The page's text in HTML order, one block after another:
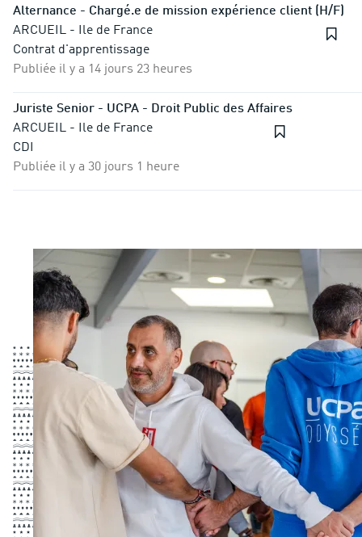
Alternance - Chargé.e de mission expérience client (H/F)
ARCUEIL - Ile de France
Contrat d'apprentissage
Publiée il y a 14 jours 23 heures
Juriste Senior - UCPA - Droit Public des Affaires
ARCUEIL - Ile de France
CDI
Publiée il y a 30 jours 1 heure